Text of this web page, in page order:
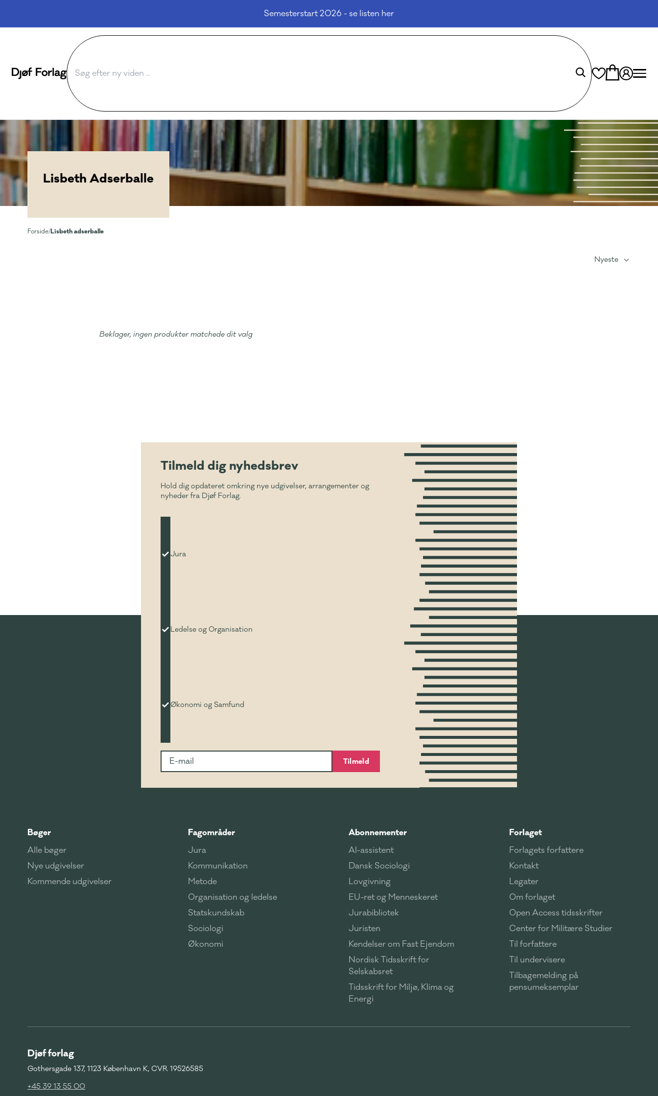
Semesterstart 2026 - se listen her
Lisbeth Adserballe
Forside/Lisbeth adserballe
Nyeste
Beklager, ingen produkter matchede dit valg
Tilmeld dig nyhedsbrev
Hold dig opdateret omkring nye udgivelser, arrangementer og
nyheder fra Djøf Forlag.
Jura
Ledelse og Organisation
Økonomi og Samfund
Tilmeld
Bøger
Alle bøger
Nye udgivelser
Kommende udgivelser
Fagområder
Jura
Kommunikation
Metode
Organisation og ledelse
Statskundskab
Sociologi
Økonomi
Abonnementer
AI-assistent
Dansk Sociologi
Lovgivning
EU-ret og Menneskeret
Jurabibliotek
Juristen
Kendelser om Fast Ejendom
Nordisk Tidsskrift for
Selskabsret
Tidsskrift for Miljø, Klima og
Energi
Forlaget
Forlagets forfattere
Kontakt
Legater
Om forlaget
Open Access tidsskrifter
Center for Militære Studier
Til forfattere
Til undervisere
Tilbagemelding på
pensumeksemplar
Djøf forlag
Gothersgade 137, 1123 København K, CVR 19526585
+45 39 13 55 00